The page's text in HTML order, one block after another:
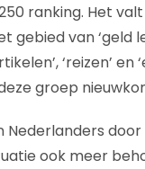
ranking. Het
gebied van ‘geld
‘reizen’ en
groep
Nederlanders
ook meer